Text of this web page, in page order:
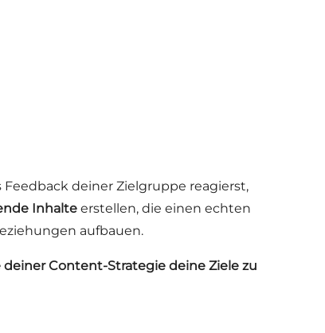
deiner Zielgruppe reagierst,
Inhalte erstellen, die einen echten
aufbauen.
Content-Strategie deine Ziele zu